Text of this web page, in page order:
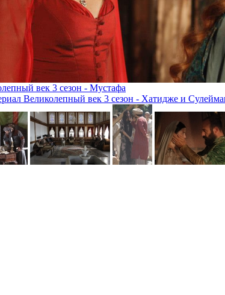
век 3 сезон - Мустафа
Великолепный век 3 сезон - Хатидже и